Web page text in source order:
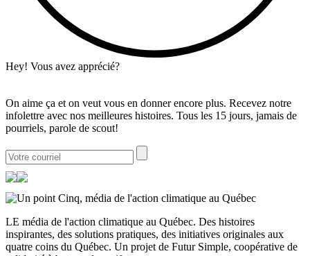
Hey! Vous avez apprécié?
On aime ça et on veut vous en donner encore plus. Recevez notre
infolettre avec nos meilleures histoires. Tous les 15 jours, jamais de
pourriels, parole de scout!
LE média de l'action climatique au Québec. Des histoires
inspirantes, des solutions pratiques, des initiatives originales aux
quatre coins du Québec. Un projet de Futur Simple, coopérative de